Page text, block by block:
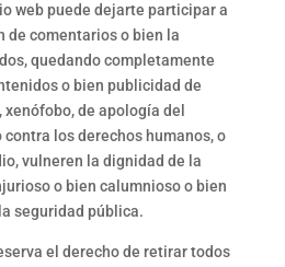
web puede dejarte participar a
de comentarios o bien la
quedando completamente
o bien publicidad de
de apología del
los derechos humanos, o
vulneren la dignidad de la
o bien calumnioso o bien
seguridad pública.
el derecho de retirar todos